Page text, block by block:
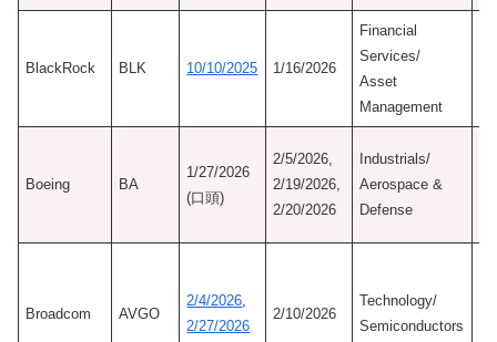
BlackRock BLK 10/10/2025 1/16/2026
Financial
Services/
Asset
Management
Boeing BA
1/27/2026
(口頭)
2/5/2026,
2/19/2026,
2/20/2026
Industrials/
Aerospace &
Defense
Broadcom AVGO
2/4/2026,
2/27/2026
2/10/2026
Technology/
Semiconductors